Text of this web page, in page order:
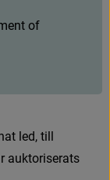
of
at led, till
r auktoriserats